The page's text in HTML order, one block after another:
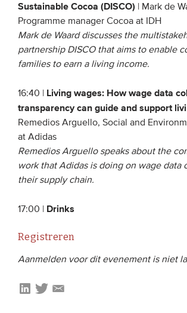
Sustainable Cocoa (DISCO) | Mark de
Programme manager Cocoa at IDH
Mark de Waard discusses the
partnership DISCO that aims to enable
families to earn a living income.
16:40 |
Living wages: How wage data
transparency can guide and support
Remedios Arguello, Social and
at Adidas
Remedios Arguello speaks about the
work that Adidas is doing on wage data
their supply chain.
17:00 | Drinks
Registreren
Aanmelden voor dit evenement is niet